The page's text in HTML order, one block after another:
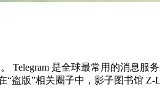
Telegram 是全球最常用的消息
盗版”相关圈子中，影子图书馆 Z-